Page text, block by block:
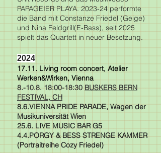
PAPAGEIER PLAYA. 2023-24 performte
die Band mit Constanze Friedel (Geige)
und Nina Feldgrill(E-Bass), seit 2025
spielt das Quartett in neuer Besetzung.
2024
17.11. Living room concert, Atelier
Werken&Wirken, Vienna
​8.-10.8. 18:00-18:30 BUSKERS BERN
FESTIVAL, CH
8.6.VIENNA PRIDE PARADE, Wagen der
Musikuniversität Wien
25.6. LIVE MUSIC BAR G5
4.4.PORGY & BESS STRENGE KAMMER
(Portraitreihe Cozy Friedel)